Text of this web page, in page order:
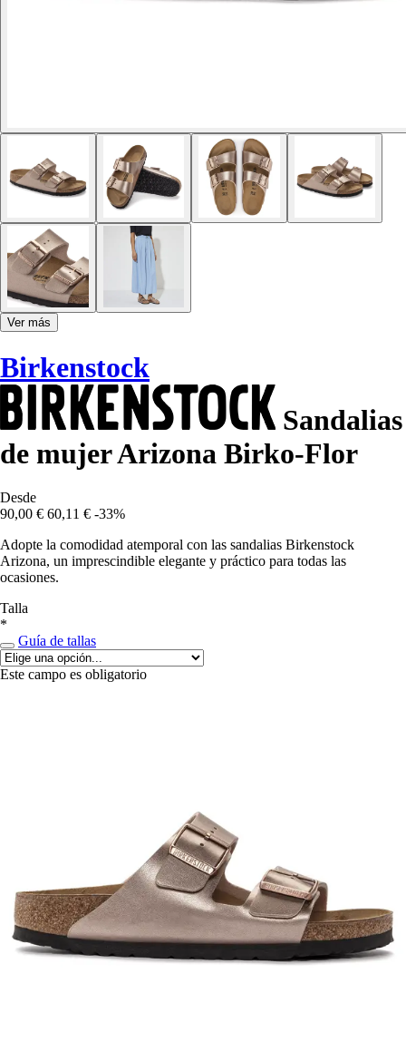
Ver más
Birkenstock
Sandalias
de mujer Arizona Birko-Flor
Desde
90,00 € 60,11 € -33%
Adopte la comodidad atemporal con las sandalias Birkenstock
Arizona, un imprescindible elegante y práctico para todas las
ocasiones.
Talla
*
Guía de tallas
Este campo es obligatorio